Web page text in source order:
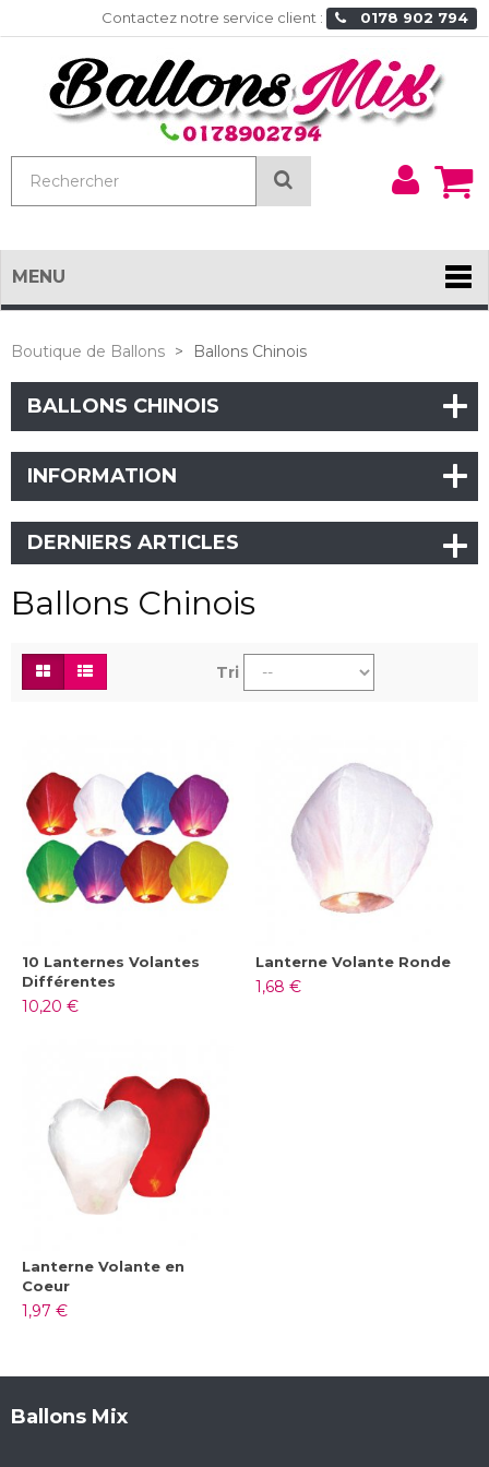
Contactez notre service client : 0178 902 794
Rechercher
Mon
MENU
Boutique de Ballons > Ballons Chinois
BALLONS CHINOIS
INFORMATION
DERNIERS ARTICLES
Ballons Chinois
Tri
10 Lanternes Volantes
Différentes
10,20 €
Lanterne Volante Ronde
1,68 €
Lanterne Volante en
Coeur
1,97 €
Ballons Mix